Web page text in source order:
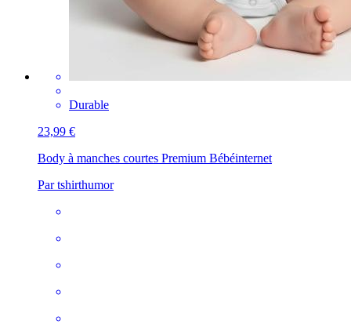
Durable
23,99 €
Body à manches courtes Premium Bébéinternet
Par tshirthumor